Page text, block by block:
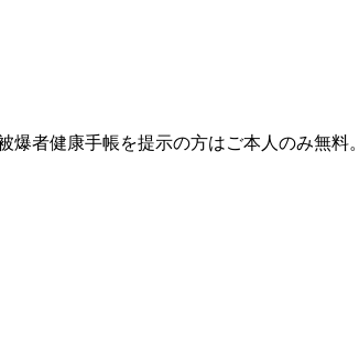
者健康手帳を提示の方はご本人のみ無料。